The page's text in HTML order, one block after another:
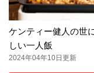
ケンティー健人の世
しい一人飯
2024年04年10日更新